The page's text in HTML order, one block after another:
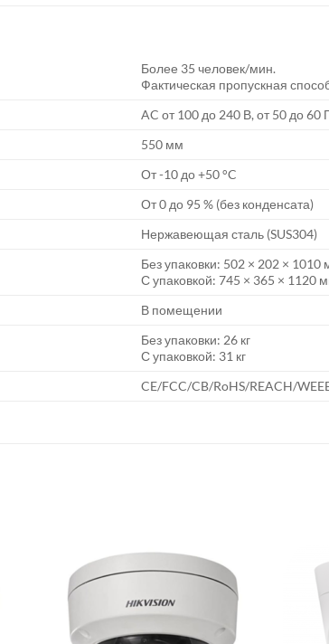
Более 35 человек/мин.
Фактическая пропускная
AC от 100 до 240 В, от 50 до 60
550 мм
От -10 до +50 °C
От 0 до 95 % (без конденсата)
Нержавеющая сталь (SUS304)
Без упаковки: 502 × 202 × 1010
С упаковкой: 745 × 365 × 1120
В помещении
Без упаковки: 26 кг
С упаковкой: 31 кг
CE/FCC/CB/RoHS/REACH/